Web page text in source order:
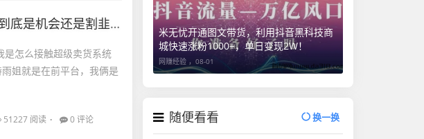
机会还是割韭菜？
是怎么接触超级卖货系统
就是在前平台，我俩是
51227 阅读 0 评论
米无忧开通图文带货，利用抖音黑科技商
城快速涨粉1000+，单日变现2W！
网赚经验 ， 08-01
随便看看 换一换